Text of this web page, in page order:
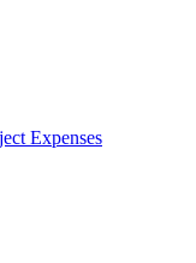
Expenses